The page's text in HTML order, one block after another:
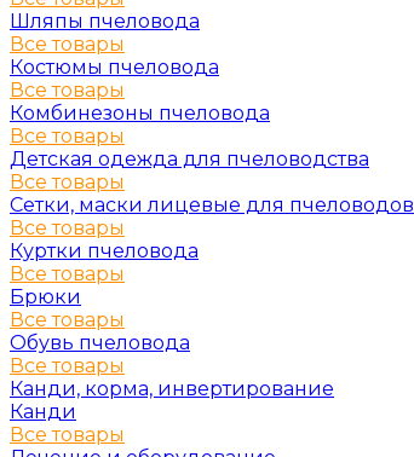
Шляпы пчеловода
Все товары
Костюмы пчеловода
Все товары
Комбинезоны пчеловода
Все товары
Детская одежда для пчеловодства
Все товары
Сетки, маски лицевые для пчеловодов
Все товары
Куртки пчеловода
Все товары
Брюки
Все товары
Обувь пчеловода
Все товары
Канди, корма, инвертирование
Канди
Все товары